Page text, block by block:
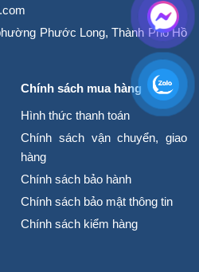
Phước Long, Thành Phố Hồ
Chính sách mua hàng
Hình thức thanh toán
Chính sách vận chuyển, giao
hàng
Chính sách bảo hành
Chính sách bảo mật thông tin
Chính sách kiểm hàng